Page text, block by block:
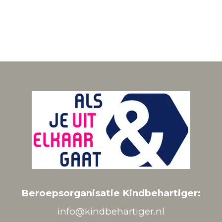
Beroepsorganisatie Kindbehartiger:
info@kindbehartiger.nl